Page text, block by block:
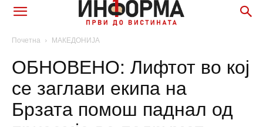
Почетна МАКЕДОНИЈА
ОБНОВЕНО: Лифтот во кој
се заглави екипа на
Брзата помош паднал од